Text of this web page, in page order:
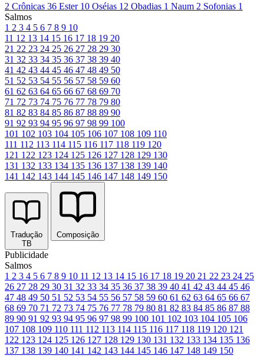
2 Crônicas 36 Ester 10 Oséias 12 Obadias 1 Naum 2 Sofonias 1
Salmos
1 2 3 4 5 6 7 8 9 10
11 12 13 14 15 16 17 18 19 20
21 22 23 24 25 26 27 28 29 30
31 32 33 34 35 36 37 38 39 40
41 42 43 44 45 46 47 48 49 50
51 52 53 54 55 56 57 58 59 60
61 62 63 64 65 66 67 68 69 70
71 72 73 74 75 76 77 78 79 80
81 82 83 84 85 86 87 88 89 90
91 92 93 94 95 96 97 98 99 100
101 102 103 104 105 106 107 108 109 110
111 112 113 114 115 116 117 118 119 120
121 122 123 124 125 126 127 128 129 130
131 132 133 134 135 136 137 138 139 140
141 142 143 144 145 146 147 148 149 150
Tradução
TB
Composição
Publicidade
Salmos
1 2 3 4 5 6 7 8 9 10 11 12 13 14 15 16 17 18 19 20 21 22 23 24 25
26 27 28 29 30 31 32 33 34 35 36 37 38 39 40 41 42 43 44 45 46
47 48 49 50 51 52 53 54 55 56 57 58 59 60 61 62 63 64 65 66 67
68 69 70 71 72 73 74 75 76 77 78 79 80 81 82 83 84 85 86 87 88
89 90 91 92 93 94 95 96 97 98 99 100 101 102 103 104 105 106
107 108 109 110 111 112 113 114 115 116 117 118 119 120 121
122 123 124 125 126 127 128 129 130 131 132 133 134 135 136
137 138 139 140 141 142 143 144 145 146 147 148 149 150